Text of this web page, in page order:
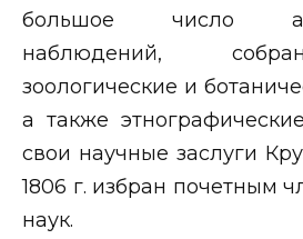
большое число
наблюдений,
зоологические и
а также
свои научные заслуги
1806 г. избран почетным
наук.